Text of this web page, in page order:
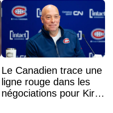
Le Canadien trace une
ligne rouge dans les
négociations pour Kirill